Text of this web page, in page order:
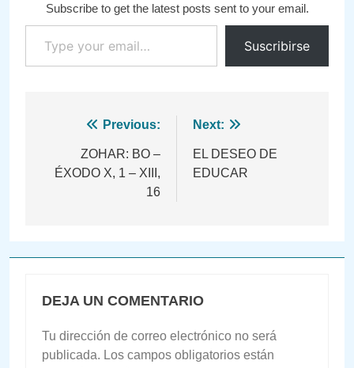
Subscribe to get the latest posts sent to your email.
Type your email…
Suscribirse
Navegación
entradas
Previous:
ZOHAR: BO –
ÉXODO X, 1 – XIII,
16
Next:
EL DESEO DE
EDUCAR
DEJA UN COMENTARIO
Tu dirección de correo electrónico no será
publicada. Los campos obligatorios están